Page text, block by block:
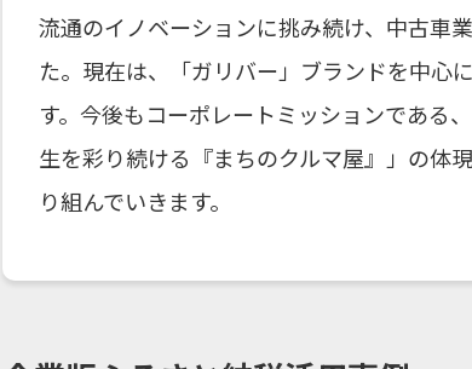
流通のイノベーションに挑み続け、中古車
た。現在は、「ガリバー」ブランドを中心
す。今後もコーポレートミッションである
生を彩り続ける『まちのクルマ屋』」の体
り組んでいきます。